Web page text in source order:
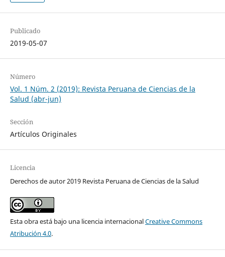
Publicado
2019-05-07
Número
Vol. 1 Núm. 2 (2019): Revista Peruana de Ciencias de la
Salud (abr-jun)
Sección
Artículos Originales
Licencia
Derechos de autor 2019 Revista Peruana de Ciencias de la Salud
Esta obra está bajo una licencia internacionalCreative Commons
Atribución 4.0.